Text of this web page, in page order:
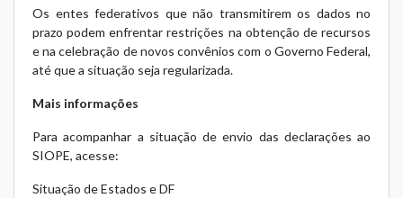
Os entes federativos que não transmitirem os dados no
prazo podem enfrentar restrições na obtenção de recursos
e na celebração de novos convênios com o Governo Federal,
até que a situação seja regularizada.
Mais informações
Para acompanhar a situação de envio das declarações ao
SIOPE, acesse:
Situação de Estados e DF